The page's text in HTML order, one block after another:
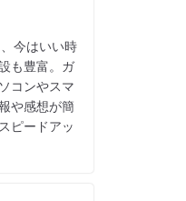
今はいい時
も豊富。ガ
コンやスマ
や感想が簡
ピードアッ